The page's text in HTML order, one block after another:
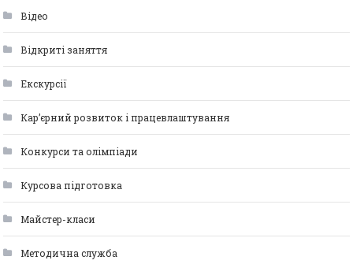
Відео
Відкриті заняття
Екскурсії
Кар’єрний розвиток і працевлаштування
Конкурси та олімпіади
Курсова підготовка
Майстер-класи
Методична служба